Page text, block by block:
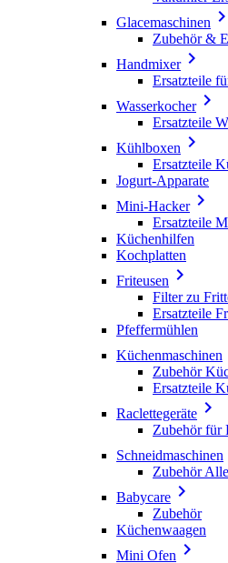
Glacemaschinen 
Zubehör &
Handmixer
Ersatzteile
Wasserkocher
Ersatzteile
Kühlboxen 
Ersatzteile
Jogurt-Apparate
Mini-Hacker
Ersatzteile
Küchenhilfen
Kochplatten
Friteusen 
Filter zu
Ersatzteile
Pfeffermühlen
Küchenmaschinen
Zubehör
Ersatzteile
Raclettegeräte 
Zubehör für
Schneidmaschinen
Zubehör
Babycare 
Zubehör
Küchenwaagen
Mini Ofen 